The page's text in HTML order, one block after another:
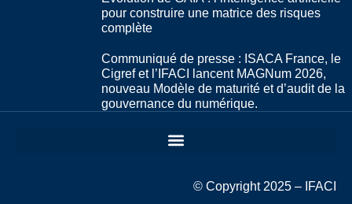
pour construire une matrice des risques
complète
Communiqué de presse : ISACA France, le
Cigref et l’IFACI lancent MAGNum 2026,
nouveau Modèle de maturité et d’audit de la
gouvernance du numérique.
© Copyright 2025 – IFACI